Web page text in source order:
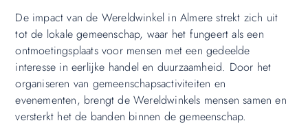
De impact van de Wereldwinkel in Almere strekt zich uit
tot de lokale gemeenschap, waar het fungeert als een
ontmoetingsplaats voor mensen met een gedeelde
interesse in eerlijke handel en duurzaamheid. Door het
organiseren van gemeenschapsactiviteiten en
evenementen, brengt de Wereldwinkels mensen samen en
versterkt het de banden binnen de gemeenschap.